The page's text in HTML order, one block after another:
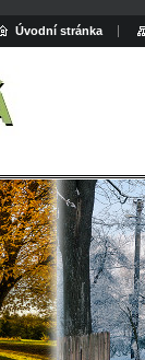
Úvodní stránka